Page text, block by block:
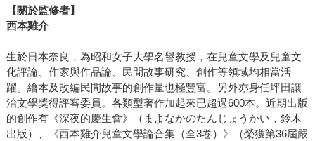
【關於監修者】
西本雞介
生於日本奈良，為昭和女子大學名譽教授，在兒童文學及兒童文
化評論、作家與作品論、民間故事研究、創作等領域均相當活
躍。繪本及改編民間故事的創作量也極豐富。另外亦身任坪田讓
治文學獎得評審委員。各類型著作加起來已超過600本。近期出版
的創作有《深夜的慶生會》（まよなかのたんじょうかい，鈴木
出版）、《西本雞介兒童文學論合集（全3卷）》（榮獲第36屆嚴